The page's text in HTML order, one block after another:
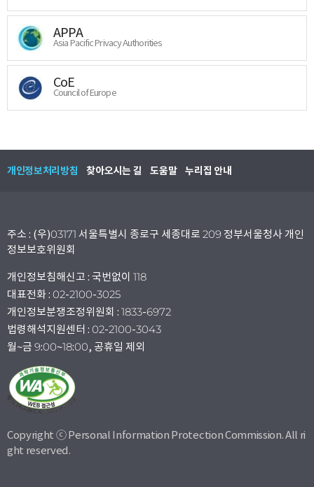
APPA
Asia Pacific Privacy Authorities
CoE
Council of Europe
개인정보처리방침 찾아오시는 길 도움말 누리집 안내
주소 : (우)03171 서울특별시 종로구 세종대로 209 정부서울청사 개인
정보보호위원회
개인정보침해신고 : 국번없이 118
대표전화 : 02-2100-3025
개인정보분쟁조정위원회 : 1833-6972
법령해석지원센터 : 02-2100-3043
월~금 9:00~18:00, 공휴일 제외
Copyright ⓒ Personal Information Protection Commission. All ri
ght reserved.